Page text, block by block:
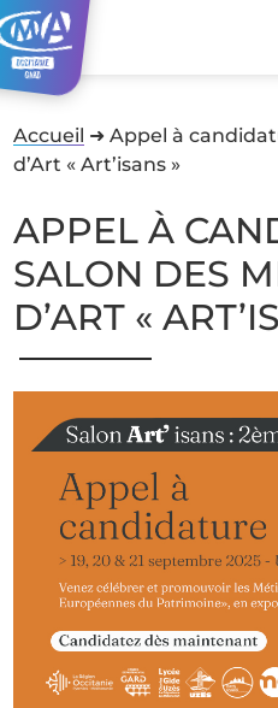
Accueil ➜Appel à
d’Art « Art’isans »
APPEL À
SALON DES
D’ART «